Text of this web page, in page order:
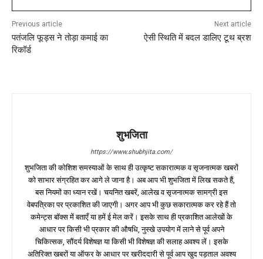
Previous article
पतंजलि फूड्स ने तोड़ा कमाई का
रिकॉर्ड
Next article
ऐसी स्थिति में बदल डालिए टूथ ब्रश
शुभजिता
https://www.shubhjita.com/
शुभजिता की कोशिश समस्याओं के साथ ही उत्कृष्ट सकारात्मक व सृजनात्मक खबरों
को साभार संग्रहित कर आगे ले जाना है। अब आप भी शुभजिता में लिख सकते हैं,
बस नियमों का ध्यान रखें। चयनित खबरें, आलेख व सृजनात्मक सामग्री इस
वेबपत्रिका पर प्रकाशित की जाएगी। अगर आप भी कुछ सकारात्मक कर रहे हैं तो
कमेन्ट्स बॉक्स में बताएँ या हमें ई मेल करें। इसके साथ ही प्रकाशित आलेखों के
आधार पर किसी भी प्रकार की औषधि, नुस्खे उपयोग में लाने से पूर्व अपने
चिकित्सक, सौंदर्य विशेषज्ञ या किसी भी विशेषज्ञ की सलाह अवश्य लें। इसके
अतिरिक्त खबरों या ऑफर के आधार पर खरीददारी से पूर्व आप खुद पड़ताल अवश्य